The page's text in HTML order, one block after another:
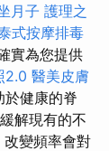
月子 護理之
式按摩排毒
實為您提供
2.0 醫美皮膚
於健康的脊
解現有的不
改變頻率會對